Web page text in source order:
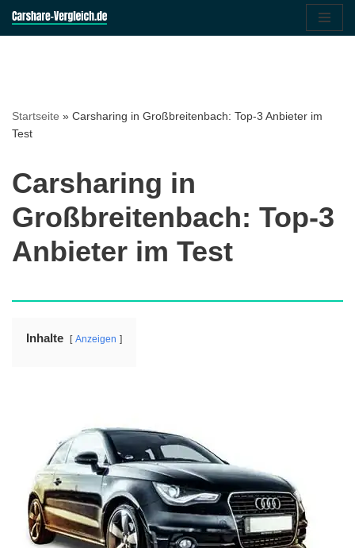
Startseite » Carsharing in Großbreitenbach: Top-3 Anbieter im
Test
Carsharing in
Großbreitenbach: Top-3
Anbieter im Test
Inhalte Anzeigen